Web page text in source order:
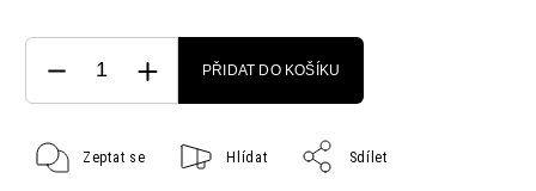
PŘIDAT DO KOŠÍKU
Zeptat se Hlídat Sdílet